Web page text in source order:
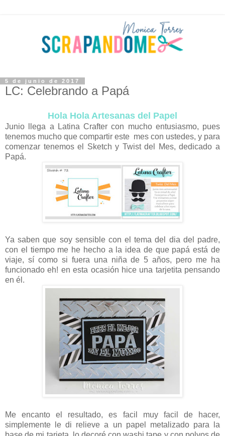
5 de junio de 2017
LC: Celebrando a Papá
Hola Hola Artesanas del Papel
Junio llega a Latina Crafter con mucho entusiasmo, pues
tenemos mucho que compartir este mes con ustedes, y para
comenzar tenemos el Sketch y Twist del Mes, dedicado a
Papá.
Ya saben que soy sensible con el tema del dia del padre,
con el tiempo me he hecho a la idea de que papá está de
viaje, sí como si fuera una niña de 5 años, pero me ha
funcionado eh! en esta ocasión hice una tarjetita pensando
en él.
Me encanto el resultado, es facil muy facil de hacer,
simplemente le di relieve a un papel metalizado para la